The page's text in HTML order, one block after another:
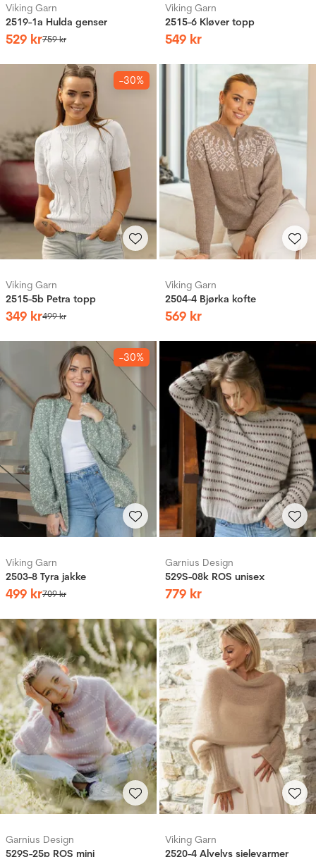
Viking Garn
2519-1a Hulda genser
529 kr759kr
Viking Garn
2515-6 Kløver topp
549 kr
-30%
Viking Garn
2515-5b Petra topp
349 kr499kr
Viking Garn
2504-4 Bjørka kofte
569 kr
-30%
Viking Garn
2503-8 Tyra jakke
499 kr709kr
Garnius Design
529S-08k ROS unisex
779 kr
Garnius Design
529S-25p ROS mini
Viking Garn
2520-4 Alvelys sjelevarmer